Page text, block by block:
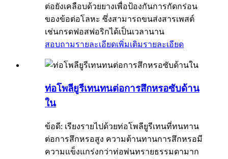
ต่อยังเคลือบด้วยยางเพื่อป้องกันการกัดกร่อน
ของข้อต่อโลหะ ซึ่งสามารถขนส่งสารเพสต์
เช่นกรดฟอสฟอริกได้เป็นเวลานาน
สอบถามรายละเอียดเพิ่มเติมรายละเอียด
ท่อโพลียูรีเทนทนต่อการสึกหรอซับด้าน
ใน
ข้อดี: เรียงรายไปด้วยท่อโพลียูรีเทนที่ทนทาน
ต่อการสึกหรอสูง ความต้านทานการสึกหรอมี
ความแข็งแกร่งกว่าท่อพ่นทรายธรรมดามาก